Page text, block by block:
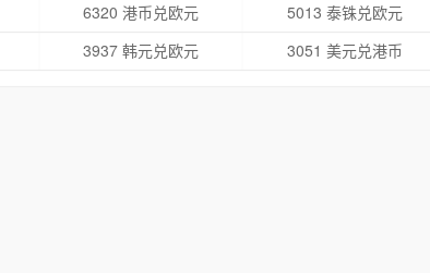
6320 港币兑欧元
5013 泰铢兑欧元
3937 韩元兑欧元 3051 美元兑港币